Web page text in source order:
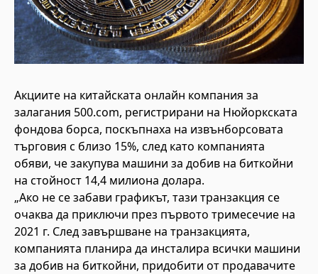
Акциите на китайската онлайн компания за
залагания 500.com, регистрирани на Нюйоркската
фондова борса, поскъпнаха на извънборсовата
търговия с близо 15%, след като компанията
обяви, че закупува машини за добив на биткойни
на стойност 14,4 милиона долара.
„Ако не се забави графикът, тази транзакция се
очаква да приключи през първото тримесечие на
2021 г. След завършване на транзакцията,
компанията планира да инсталира всички машини
за добив на биткойни, придобити от продавачите